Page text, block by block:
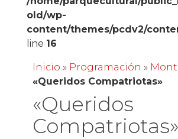
old/wp-
content/themes/pcdv2/
line 16
Inicio » Programación »
«Queridos Compatriotas»
«Queridos
Compatriotas»